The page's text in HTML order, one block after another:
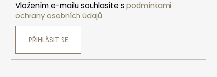
Vložením e-mailu souhlasíte s podmínkami
ochrany osobních údajů
PŘIHLÁSIT SE